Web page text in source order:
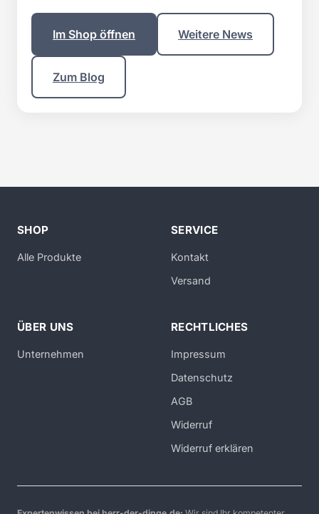
Im Shop öffnen Weitere News
Zum Blog
SHOP
Alle Produkte
SERVICE
Kontakt
Versand
ÜBER UNS
Unternehmen
RECHTLICHES
Impressum
Datenschutz
AGB
Widerruf
Widerruf erklären